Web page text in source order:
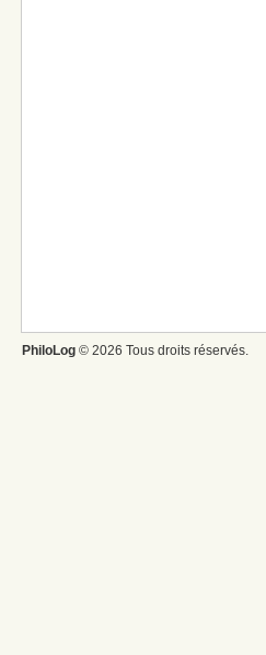
PhiloLog © 2026 Tous droits réservés.